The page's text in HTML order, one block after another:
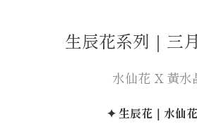
生辰花系列｜三
水仙花 X 黃水
✦ 生辰花｜水仙